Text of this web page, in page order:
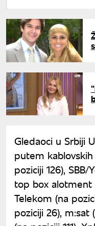
Gledaoci u Srbiji
putem
poziciji 126),
top box alotment
Telekom (na
poziciji 26), m:sat